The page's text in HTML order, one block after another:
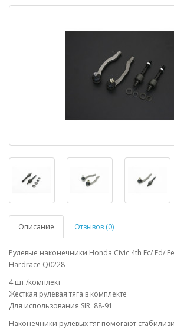
Описание Отзывов (0)
Рулевые наконечники Honda Civic 4th Ec/ Ed/
Hardrace Q0228
4 шт./комплект
Жесткая рулевая тяга в комплекте
Для использования SIR '88-91
Наконечники рулевых тяг помогают